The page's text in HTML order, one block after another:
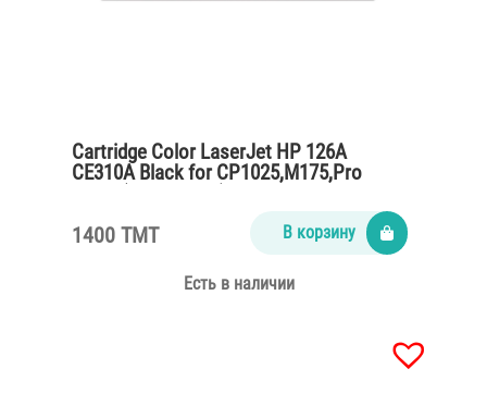
Cartridge Color LaserJet HP 126A
CE310A Black for CP1025,M175,Pro
1400 TMT В корзину
Есть в наличии